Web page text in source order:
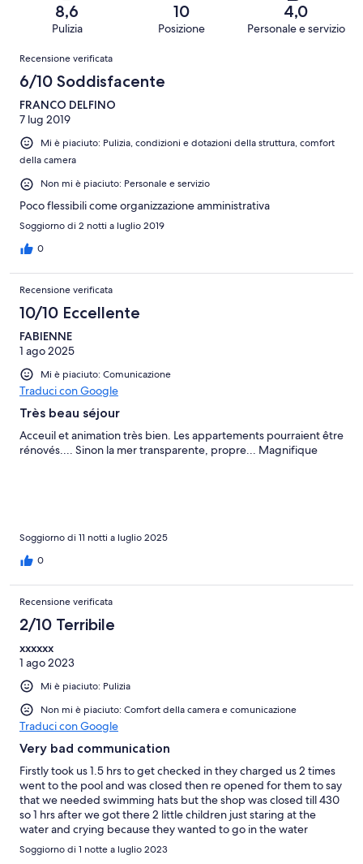
recensioni
recensioni
recensioni
Terribile.
su
recensioni
8,6
Pulizia
10
Posizione
4,0
Personale e servizio
Recensioni
Recensione verificata
6/10 Soddisfacente
FRANCO DELFINO
7 lug 2019
Mi è piaciuto: Pulizia, condizioni e dotazioni della struttura, comfort
della camera
Non mi è piaciuto: Personale e servizio
Poco flessibili come organizzazione amministrativa
Soggiorno di 2 notti a luglio 2019
0
Recensione verificata
10/10 Eccellente
FABIENNE
1 ago 2025
Mi è piaciuto: Comunicazione
Traduci con Google
Très beau séjour
Acceuil et animation très bien. Les appartements pourraient être
rénovés.... Sinon la mer transparente, propre... Magnifique
Soggiorno di 11 notti a luglio 2025
0
Recensione verificata
2/10 Terribile
xxxxxx
1 ago 2023
Mi è piaciuto: Pulizia
Non mi è piaciuto: Comfort della camera e comunicazione
Traduci con Google
Very bad communication
Firstly took us 1.5 hrs to get checked in they charged us 2 times
went to the pool and was closed then re opened for them to say
that we needed swimming hats but the shop was closed till 430
so 1 hrs after we got there 2 little children just staring at the
water and crying because they wanted to go in the water
Soggiorno di 1 notte a luglio 2023